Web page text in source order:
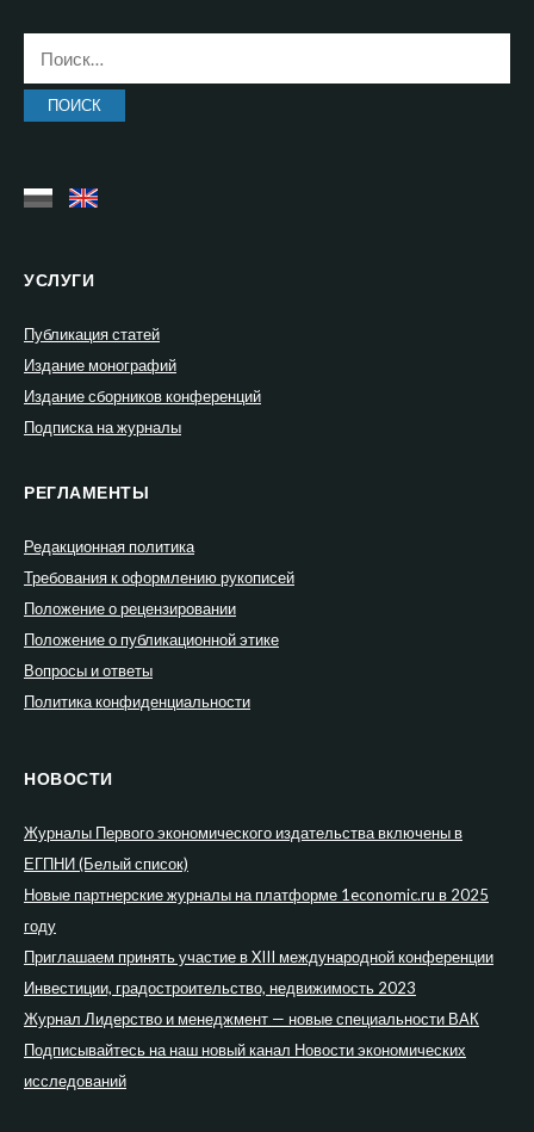
УСЛУГИ
Публикация статей
Издание монографий
Издание сборников конференций
Подписка на журналы
РЕГЛАМЕНТЫ
Редакционная политика
Требования к оформлению рукописей
Положение о рецензировании
Положение о публикационной этике
Вопросы и ответы
Политика конфиденциальности
НОВОСТИ
Журналы Первого экономического издательства включены в
ЕГПНИ (Белый список)
Новые партнерские журналы на платформе 1economic.ru в 2025
году
Приглашаем принять участие в XIII международной конференции
Инвестиции, градостроительство, недвижимость 2023
Журнал Лидерство и менеджмент — новые специальности ВАК
Подписывайтесь на наш новый канал Новости экономических
исследований